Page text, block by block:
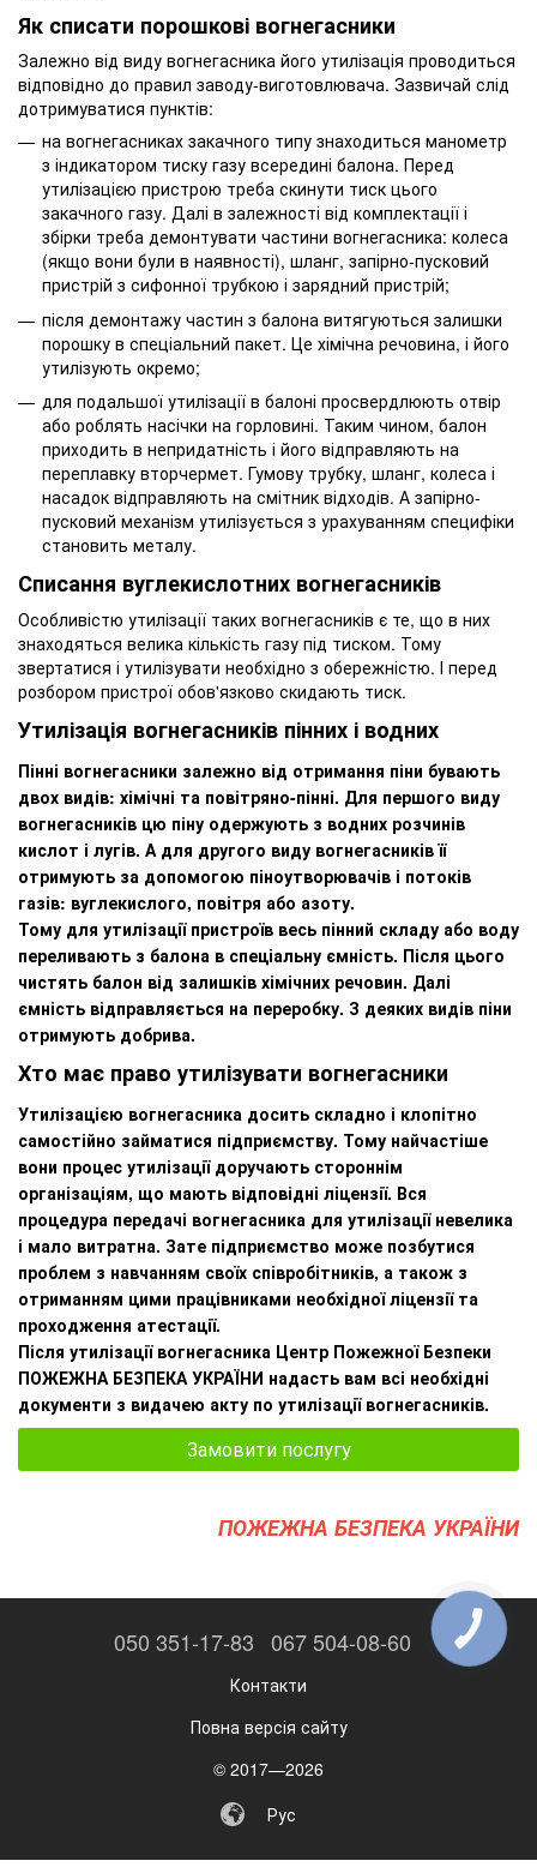
Як списати порошкові вогнегасники
Залежно від виду вогнегасника його утилізація проводиться
відповідно до правил заводу-виготовлювача. Зазвичай слід
дотримуватися пунктів:
на вогнегасниках закачного типу знаходиться манометр
з індикатором тиску газу всередині балона. Перед
утилізацією пристрою треба скинути тиск цього
закачного газу. Далі в залежності від комплектації і
збірки треба демонтувати частини вогнегасника: колеса
(якщо вони були в наявності), шланг, запірно-пусковий
пристрій з сифонної трубкою і зарядний пристрій;
після демонтажу частин з балона витягуються залишки
порошку в спеціальний пакет. Це хімічна речовина, і його
утилізують окремо;
для подальшої утилізації в балоні просвердлюють отвір
або роблять насічки на горловині. Таким чином, балон
приходить в непридатність і його відправляють на
переплавку вторчермет. Гумову трубку, шланг, колеса і
насадок відправляють на смітник відходів. А запірно-
пусковий механізм утилізується з урахуванням специфіки
становить металу.
Списання вуглекислотних вогнегасників
Особливістю утилізації таких вогнегасників є те, що в них
знаходяться велика кількість газу під тиском. Тому
звертатися і утилізувати необхідно з обережністю. І перед
розбором пристрої обов'язково скидають тиск.
Утилізація вогнегасників пінних і водних
Пінні вогнегасники залежно від отримання піни бувають
двох видів: хімічні та повітряно-пінні. Для першого виду
вогнегасників цю піну одержують з водних розчинів
кислот і лугів. А для другого виду вогнегасників її
отримують за допомогою піноутворювачів і потоків
газів: вуглекислого, повітря або азоту.
Тому для утилізації пристроїв весь пінний складу або воду
переливають з балона в спеціальну ємність. Після цього
чистять балон від залишків хімічних речовин. Далі
ємність відправляється на переробку. З деяких видів піни
отримують добрива.
Хто має право утилізувати вогнегасники
Утилізацією вогнегасника досить складно і клопітно
самостійно займатися підприємству. Тому найчастіше
вони процес утилізації доручають стороннім
організаціям, що мають відповідні ліцензії. Вся
процедура передачі вогнегасника для утилізації невелика
і мало витратна. Зате підприємство може позбутися
проблем з навчанням своїх співробітників, а також з
отриманням цими працівниками необхідної ліцензії та
проходження атестації.
Після утилізації вогнегасника Центр Пожежної Безпеки
ПОЖЕЖНА БЕЗПЕКА УКРАЇНИ надасть вам всі необхідні
документи з видачею акту по утилізації вогнегасників.
Замовити послугу
ПОЖЕЖНА БЕЗПЕКА УКРАЇНИ
050 351-17-83 067 504-08-60
Контакти
Повна версія сайту
© 2017—2026
Рус
КНОПКА
ЗВ'ЯЗКУ